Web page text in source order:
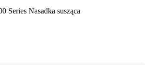
Series Nasadka susząca